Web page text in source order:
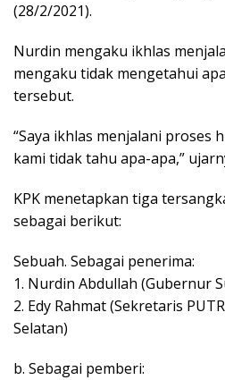
(28/2/2021).
Nurdin mengaku ikhlas
mengaku tidak mengetahui
tersebut.
“Saya ikhlas menjalani proses
kami tidak tahu apa-apa,”
KPK menetapkan tiga
sebagai berikut:
Sebuah. Sebagai penerima:
1. Nurdin Abdullah (Gubernur
2. Edy Rahmat (Sekretaris
Selatan)
b. Sebagai pemberi: